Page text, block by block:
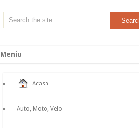
Meniu
Acasa
Auto, Moto, Velo